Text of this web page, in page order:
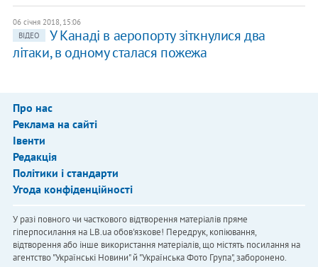
06 січня 2018, 15:06
ВІДЕО
У Канаді в аеропорту зіткнулися два
літаки, в одному сталася пожежа
Про нас
Реклама на сайті
Івенти
Редакція
Політики і стандарти
Угода конфіденційності
У разі повного чи часткового відтворення матеріалів пряме
гіперпосилання на LB.ua обов'язкове! Передрук, копіювання,
відтворення або інше використання матеріалів, що містять посилання на
агентство "Українськi Новини" й "Українська Фото Група", заборонено.